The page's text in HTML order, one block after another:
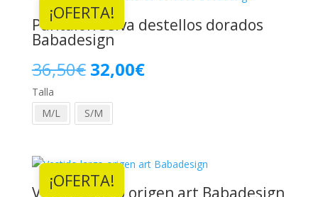
39,90€.32,00€.
¡OFERTA!
Pantalón selva destellos dorados
Babadesign
36,50€ El
precio
original
36,50€.
32,00€El
32,00€.
Talla
M/L
S/M
¡OFERTA!
Vestido largo origen art Babadesign